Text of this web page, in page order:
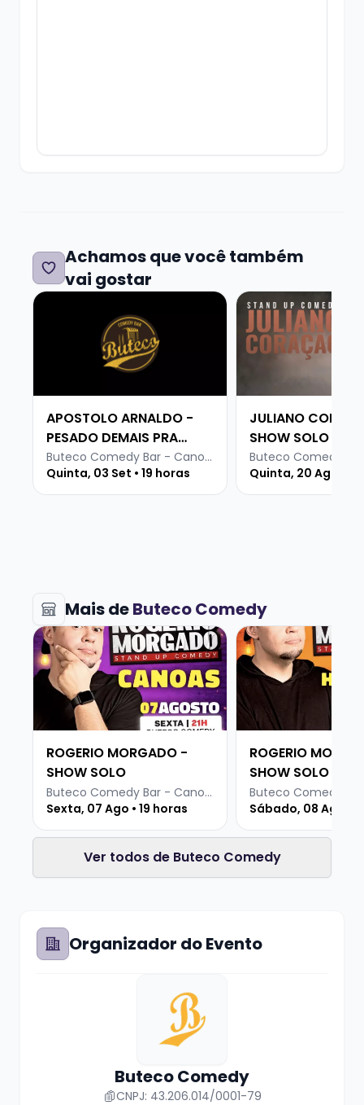
Achamos que você também
vai gostar
Veja mais sobre APOSTOLO ARNALDO - PESADO
APOSTOLO ARNALDO -
PESADO DEMAIS PRA
INTERNET
Buteco Comedy Bar - Canoas
Quinta, 03 Set • 19 horas
Veja mais sobre
JULIANO
SHOW SOLO
Quinta, 20 Ago •
Mais deButeco Comedy
Veja mais sobre ROGERIO MORGADO - SHOW SOLO
ROGERIO MORGADO -
SHOW SOLO
Buteco Comedy Bar - Canoas
Sexta, 07 Ago • 19 horas
Veja mais sobre
ROGERIO
SHOW SOLO
Sábado, 08 Ago •
Ver todos de Buteco Comedy
Organizador do Evento
Buteco Comedy
CNPJ: 43.206.014/0001-79